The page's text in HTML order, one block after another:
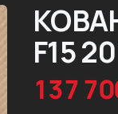
F15
137